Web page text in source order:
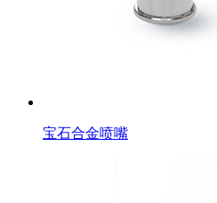
宝石合金喷嘴